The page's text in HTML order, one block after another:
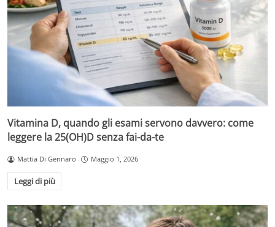
Vitamina D, quando gli esami servono davvero: come
leggere la 25(OH)D senza fai-da-te
Mattia Di Gennaro Maggio 1, 2026
Leggi di più